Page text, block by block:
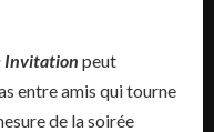
Invitation peut
entre amis qui tourne
de la soirée